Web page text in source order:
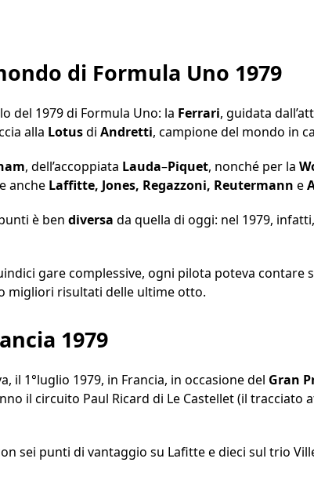
di Formula Uno 1979
del 1979 di Formula Uno: la Ferrari, guidata
alla Lotusdi Andretti, campione del mondo in
, dell’accoppiata Lauda–Piquet, nonché per la
anche Laffitte, Jones, Regazzoni, Reutermann e
è ben diversa da quella di oggi: nel 1979,
gare complessive, ogni pilota poteva
migliori risultati delle ultime otto.
1979
il 1°luglio 1979, in Francia, in occasione del Gran
il circuito Paul Ricard di Le Castellet (il tracciato
sei punti di vantaggio su Lafitte e dieci sul trio